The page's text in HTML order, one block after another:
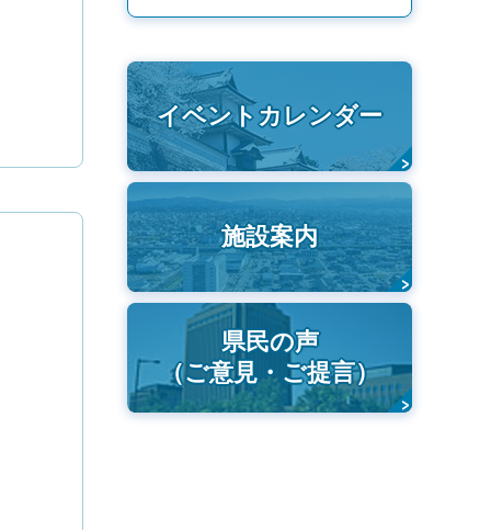
イベントカレンダー
施設案内
県民の声
（ご意見・ご提言）